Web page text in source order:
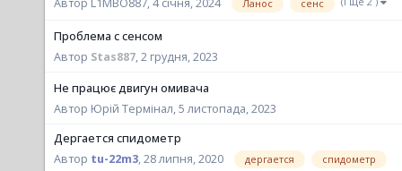
Автор L1MBO887,4 січня, 2024 Ланос сенс
Проблема с сенсом
Автор Stas887,2 грудня, 2023
Не працює двигун омивача
Автор Юрій Термінал,5 листопада, 2023
Дергается спидометр
Автор tu-22m3,28 липня, 2020 дергается спидометр